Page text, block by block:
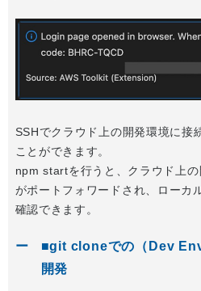
SSHでクラウド上の開発環境に接
ことができます。
npm startを行うと、クラウド上
がポートフォワードされ、ローカ
確認できます。
■git cloneでの（Dev
開発